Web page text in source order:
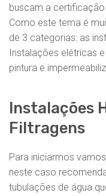
buscam a certificação
Como este tema é
de 3 categorias: as
Instalações elétricas
pintura e
Instalações
Filtragens
Para iniciarmos
neste caso
tubulações de água